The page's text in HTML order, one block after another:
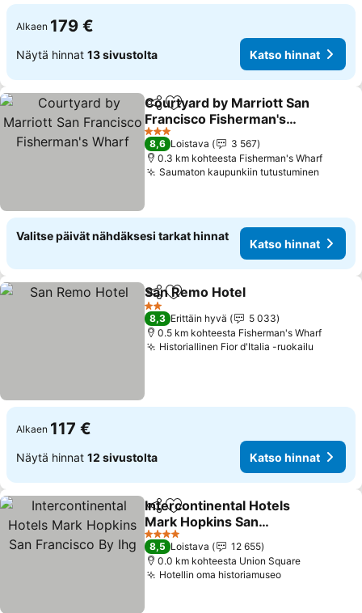
Alkaen 179 €
Näytä hinnat 13 sivustolta Katso hinnat
Jaa Lisää suosikkeihin
Courtyard by Marriott San
Francisco Fisherman's
Wharf
3 Tähtiluokitus
8,6 Loistava
3 567
0.3 km kohteesta Fisherman's Wharf
Saumaton kaupunkiin tutustuminen
Valitse päivät nähdäksesi tarkat hinnat
Katso hinnat
Jaa Lisää suosikkeihin
San Remo Hotel
2 Tähtiluokitus
8,3 Erittäin hyvä
5 033
0.5 km kohteesta Fisherman's Wharf
Historiallinen Fior d'Italia -ruokailu
Alkaen 117 €
Näytä hinnat 12 sivustolta Katso hinnat
Jaa Lisää suosikkeihin
Intercontinental Hotels
Mark Hopkins San
Francisco By Ihg
4 Tähtiluokitus
8,5 Loistava
12 655
0.0 km kohteesta Union Square
Hotellin oma historiamuseo